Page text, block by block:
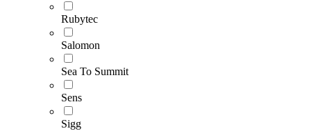
Rubytec
Salomon
Sea To Summit
Sens
Sigg